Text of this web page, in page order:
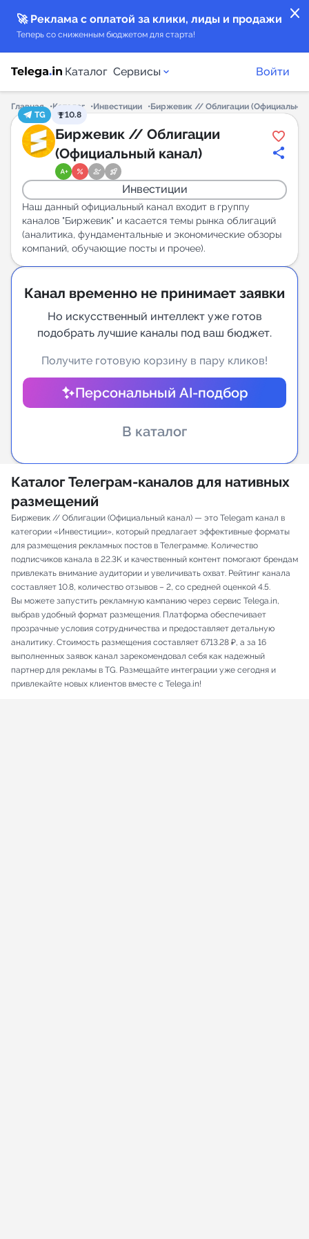
close
🚀 Реклама с оплатой за клики, лиды и продажи
Теперь со сниженным бюджетом для старта!
Каталог Сервисы
Каталог каналов
Каталог ботов
Горящие предложения
Индекс читаемости каналов в Telegram
New
Индивидуальное сопровождение
Войти
Главная Каталог Инвестиции
Биржевик // Облигации
TG
10.8
Биржевик // Облигации
(Официальный канал)
Инвестиции
Наш данный официальный канал входит в группу
каналов "Биржевик" и касается темы рынка облигаций
(аналитика, фундаментальные и экономические обзоры
компаний, обучающие посты и прочее).
Канал временно не принимает заявки
Но искусственный интеллект уже готов
подобрать лучшие каналы под ваш бюджет.
Получите готовую корзину в пару кликов!
Персональный AI-подбор
В каталог
Каталог Телеграм-каналов для нативных
размещений
Биржевик // Облигации (Официальный канал) — это Telegam канал в
категории «Инвестиции», который предлагает эффективные форматы
для размещения рекламных постов в Телеграмме. Количество
подписчиков канала в 22.3K и качественный контент помогают брендам
привлекать внимание аудитории и увеличивать охват. Рейтинг канала
составляет 10.8, количество отзывов – 2, со средней оценкой 4.5.
Вы можете запустить рекламную кампанию через сервис Telega.in,
выбрав удобный формат размещения. Платформа обеспечивает
прозрачные условия сотрудничества и предоставляет детальную
аналитику. Стоимость размещения составляет 6713.28 ₽, а за 16
выполненных заявок канал зарекомендовал себя как надежный
партнер для рекламы в TG. Размещайте интеграции уже сегодня и
привлекайте новых клиентов вместе с Telega.in!